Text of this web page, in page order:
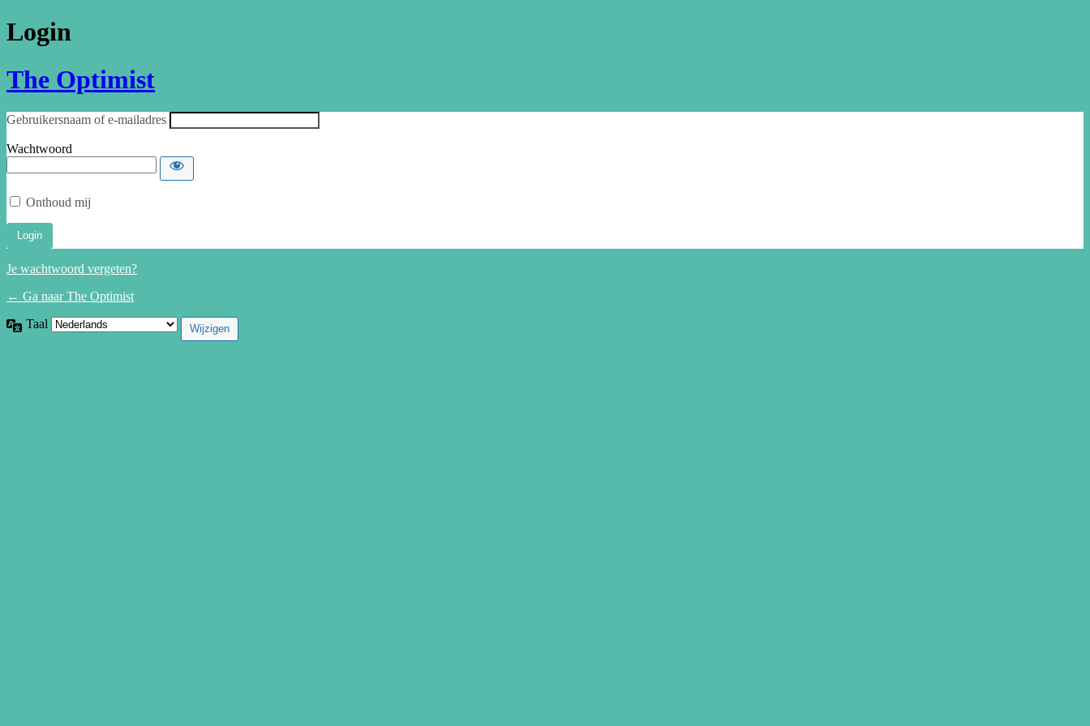
Login
The Optimist
Gebruikersnaam of e-mailadres
Wachtwoord
Onthoud mij
Je wachtwoord vergeten?
← Ga naar The Optimist
Taal